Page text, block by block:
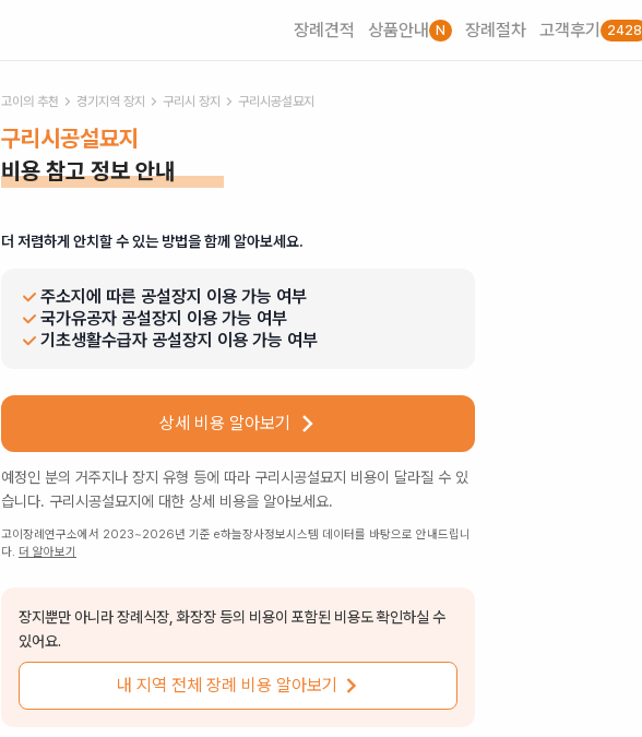
장례견적 상품안내 N 장례절차 고객후기 2428
고이의 추천 경기 지역 장지 구리시 장지 구리시공설묘지
구리시공설묘지
비용 참고 정보 안내
더 저렴하게 안치할 수 있는 방법을 함께 알아보세요.
주소지에 따른 공설장지 이용 가능 여부
국가유공자 공설장지 이용 가능 여부
기초생활수급자 공설장지 이용 가능 여부
상세 비용 알아보기
예정인 분의 거주지나 장지 유형 등에 따라 구리시공설묘지 비용이 달라질 수 있
습니다. 구리시공설묘지 에 대한 상세 비용을 알아보세요.
고이장례연구소에서 2023~2026년 기준 e하늘장사정보시스템 데이터를 바탕으로 안내드립니
다. 더 알아보기
장지뿐만 아니라 장례식장, 화장장 등의 비용이 포함된 비용도 확인하실 수
있어요.
내 지역 전체 장례 비용 알아보기